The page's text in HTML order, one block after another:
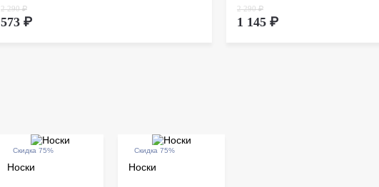
2 290 ₽
573 ₽
2 290 ₽
1 145 ₽
Скидка 75%
Носки
Скидка 75%
Носки